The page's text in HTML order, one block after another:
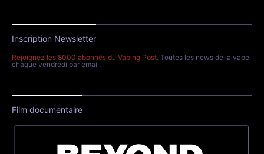
Inscription Newsletter
Rejoignez les 8000 abonnés du Vaping Post. Toutes les news de la vape
chaque vendredi par email.
Film documentaire